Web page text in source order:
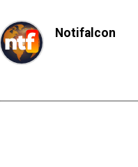
Notifalcon